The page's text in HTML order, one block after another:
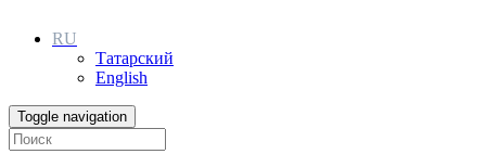
RU
Татарский
English
Toggle navigation